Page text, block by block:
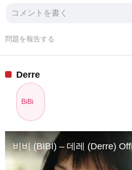
問題を報告する
Derre
BiBi
비비 (BIBI) – 데레 (Derre)